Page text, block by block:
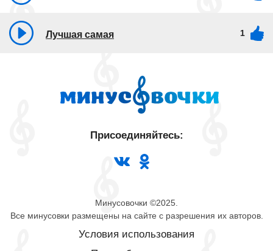
Лучшая самая 1
Минусовочки ©2025.
Все минусовки размещены на сайте с разрешения их авторов.
Условия использования
Присоединяйтесь: